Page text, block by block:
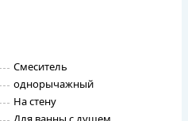
Смеситель
однорычажный
На стену